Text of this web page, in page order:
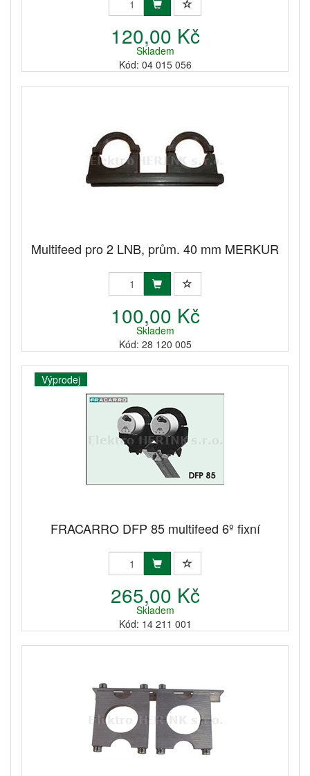
120,00 Kč
Skladem
Kód: 04 015 056
Multifeed pro 2 LNB, prům. 40 mm MERKUR
100,00 Kč
Skladem
Kód: 28 120 005
Výprodej
FRACARRO DFP 85 multifeed 6º fixní
265,00 Kč
Skladem
Kód: 14 211 001